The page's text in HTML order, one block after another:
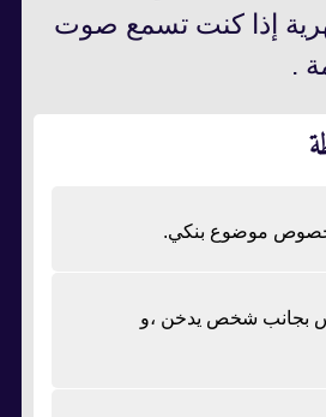
إذا كنت تسمع صوت
.
خصوص موضوع بنكي.
بجانب شخص يدخن ،و